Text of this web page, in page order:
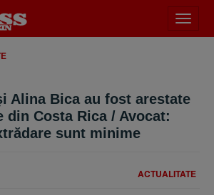
meniu
Alina Bica au fost arestate
din Costa Rica / Avocat:
sunt minime
ACTUALITATE